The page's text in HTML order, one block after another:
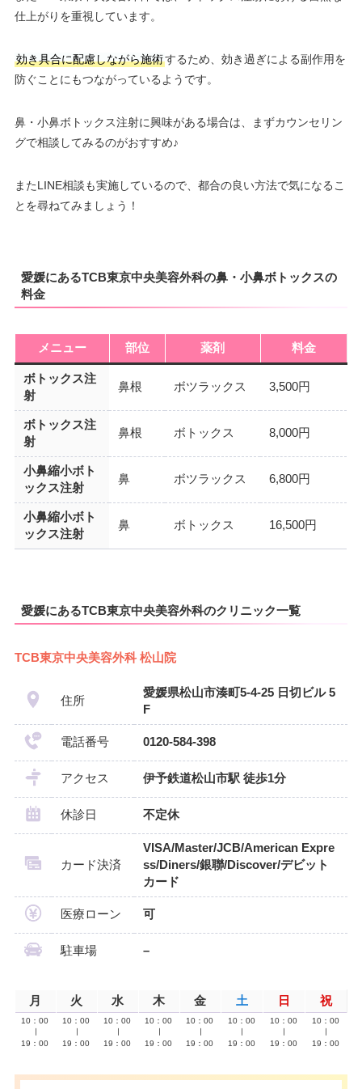
仕上がりを重視しています。
効き具合に配慮しながら施術するため、効き過ぎによる副作用を
防ぐことにもつながっているようです。
鼻・小鼻ボトックス注射に興味がある場合は、まずカウンセリン
グで相談してみるのがおすすめ♪
またLINE相談も実施しているので、都合の良い方法で気になるこ
とを尋ねてみましょう！
愛媛にあるTCB東京中央美容外科の鼻・小鼻ボトックスの
料金
メニュー 部位 薬剤 料金
ボトックス注
射
鼻根 ボツラックス 3,500円
ボトックス注
射
鼻根 ボトックス 8,000円
小鼻縮小ボト
ックス注射
鼻 ボツラックス 6,800円
小鼻縮小ボト
ックス注射
鼻 ボトックス 16,500円
愛媛にあるTCB東京中央美容外科のクリニック一覧
TCB東京中央美容外科 松山院
住所
愛媛県松山市湊町5-4-25 日切ビル 5
F
電話番号 0120-584-398
アクセス 伊予鉄道松山市駅 徒歩1分
休診日 不定休
カード決済
VISA/Master/JCB/American Expre
ss/Diners/銀聯/Discover/デビット
カード
医療ローン 可
駐車場 –
月 火 水 木 金 土 日 祝
10：00
19：00
10：00
19：00
10：00
19：00
10：00
19：00
10：00
19：00
10：00
19：00
10：00
19：00
10：00
19：00